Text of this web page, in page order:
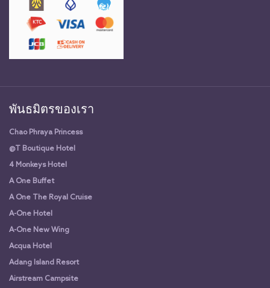
พันธมิตรของเรา
Chao Phraya Princess
@T Boutique Hotel
4 Monkeys Hotel
A One Buffet
A One The Royal Cruise
A-One Hotel
A-One New Wing
Acqua Hotel
Adang Island Resort
Airstream Campsite